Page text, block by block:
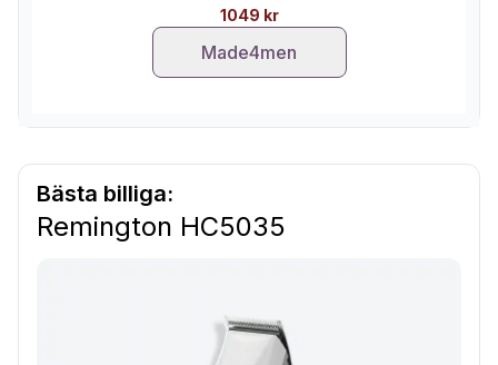
1049 kr
Made4men
Bästa billiga:
Remington HC5035